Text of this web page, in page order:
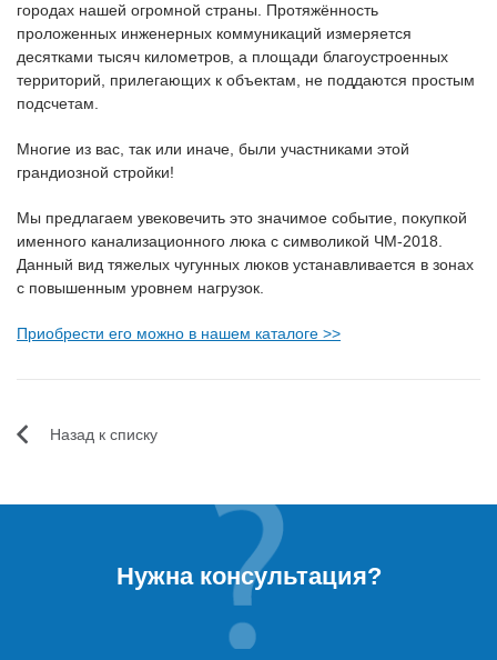
городах нашей огромной страны. Протяжённость
проложенных инженерных коммуникаций измеряется
десятками тысяч километров, а площади благоустроенных
территорий, прилегающих к объектам, не поддаются простым
подсчетам.
Многие из вас, так или иначе, были участниками этой
грандиозной стройки!
Мы предлагаем увековечить это значимое событие, покупкой
именного канализационного люка с символикой ЧМ-2018.
Данный вид тяжелых чугунных люков устанавливается в зонах
с повышенным уровнем нагрузок.
Приобрести его можно в нашем каталоге >>
Назад к списку
Нужна консультация?